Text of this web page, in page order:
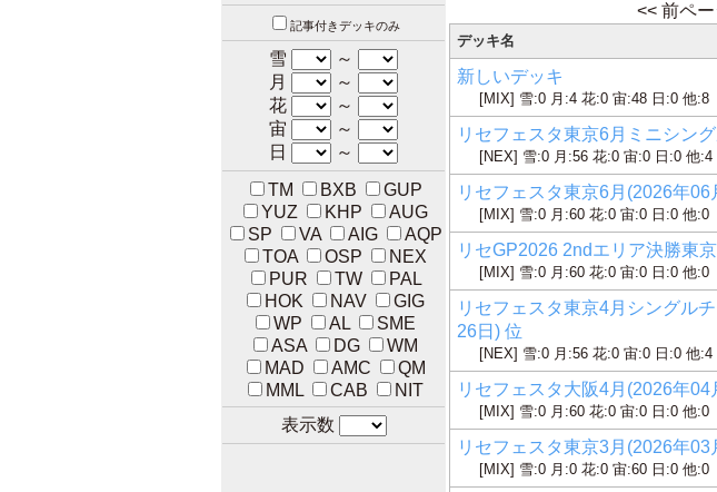
記事付きデッキのみ
雪
～
月
～
花
～
宙
～
日
～
TM
BXB
GUP
YUZ
KHP
AUG
SP
VA AIG
AQP
TOA
OSP
NEX
PUR
TW
PAL
HOK
NAV
GIG
WP
AL
SME
ASA
DG
WM
MAD
AMC
QM
MML
CAB
NIT
表示数
<< 前ペー
デッキ名
新しいデッキ
[MIX] 雪:0 月:4 花:0 宙:48 日:0 他:8
リセフェスタ東京6月ミニシン
[NEX] 雪:0 月:56 花:0 宙:0 日:0 他:4
リセフェスタ東京6月(2026年06
[MIX] 雪:0 月:60 花:0 宙:0 日:0 他:0
リセGP2026 2ndエリア決勝東
[MIX] 雪:0 月:60 花:0 宙:0 日:0 他:0
リセフェスタ東京4月シングル
26日) 位
[NEX] 雪:0 月:56 花:0 宙:0 日:0 他:4
リセフェスタ大阪4月(2026年04
[MIX] 雪:0 月:60 花:0 宙:0 日:0 他:0
リセフェスタ東京3月(2026年03
[MIX] 雪:0 月:0 花:0 宙:60 日:0 他:0